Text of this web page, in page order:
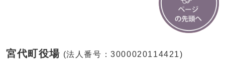
宮代町役場 (法人番号：3000020114421)